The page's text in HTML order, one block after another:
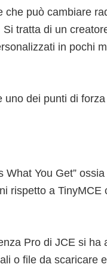
che può cambiare
Si tratta di un
in pochi
dei punti di
What You Get”
rispetto a
Pro di JCE si ha
o file da scaricare